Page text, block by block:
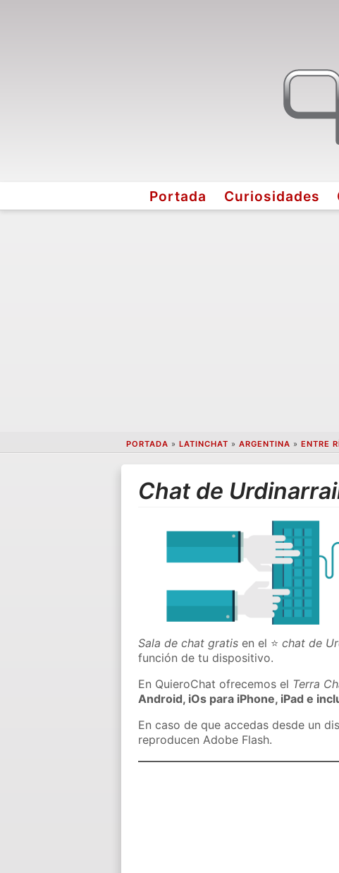
Portada Curiosidades
PORTADA » LATINCHAT » ARGENTINA » ENTRE
Chat de
Sala de chat gratis en el ⭐chat de
función de tu dispositivo.
En QuieroChat ofrecemos el Terra
Android, iOs para iPhone, iPad e
En caso de que accedas desde un
reproducen Adobe Flash.